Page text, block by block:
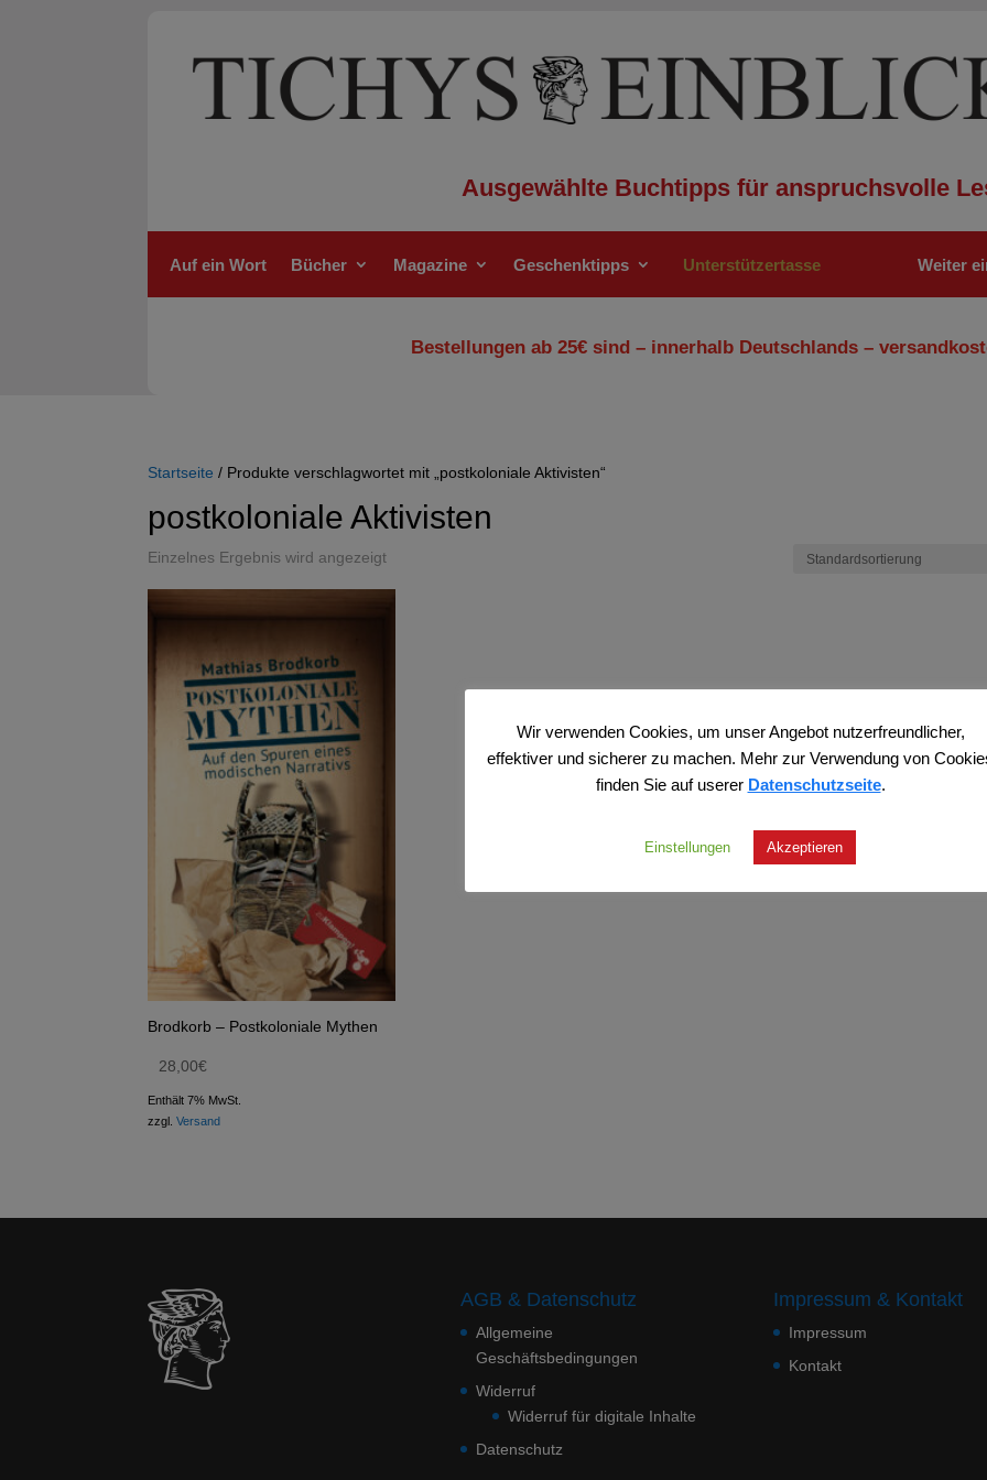
Ausgewählte Buchtipps für anspruchsvolle
Auf ein Wort Bücher Magazine Geschenktipps Unterstützertasse Weiter
Bestellungen ab 25€ sind – innerhalb Deutschlands –
Startseite / Produkte verschlagwortet mit „postkoloniale Aktivisten“
postkoloniale Aktivisten
Einzelnes Ergebnis wird angezeigt
Brodkorb – Postkoloniale Mythen
28,00€
Enthält 7% MwSt.
zzgl.Versand
AGB & Datenschutz
Allgemeine
Geschäftsbedingungen
Widerruf
Widerruf für digitale Inhalte
Datenschutz
Impressum & Kontakt
Impressum
Kontakt
Wir verwenden Cookies, um unser Angebot nutzerfreundlicher,
effektiver und sicherer zu machen. Mehr zur Verwendung von
finden Sie auf userer Datenschutzseite.
Einstellungen Akzeptieren